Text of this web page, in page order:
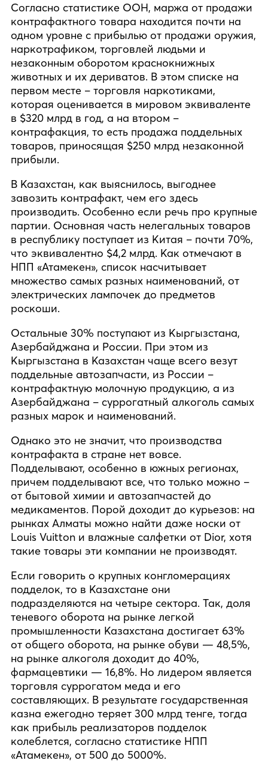
Согласно статистике ООН, маржа от продажи
контрафактного товара находится почти на
одном уровне с прибылью от продажи оружия,
наркотрафиком, торговлей людьми и
незаконным оборотом краснокнижных
животных и их дериватов. В этом списке на
первом месте – торговля наркотиками,
которая оценивается в мировом эквиваленте
в $320 млрд в год, а на втором –
контрафакция, то есть продажа поддельных
товаров, приносящая $250 млрд незаконной
прибыли.
В Казахстан, как выяснилось, выгоднее
завозить контрафакт, чем его здесь
производить. Особенно если речь про крупные
партии. Основная часть нелегальных товаров
в республику поступает из Китая – почти 70%,
что эквивалентно $4,2 млрд. Как отмечают в
НПП «Атамекен», список насчитывает
множество самых разных наименований, от
электрических лампочек до предметов
роскоши.
Остальные 30% поступают из Кыргызстана,
Азербайджана и России. При этом из
Кыргызстана в Казахстан чаще всего везут
поддельные автозапчасти, из России –
контрафактную молочную продукцию, а из
Азербайджана – суррогатный алкоголь самых
разных марок и наименований.
Однако это не значит, что производства
контрафакта в стране нет вовсе.
Подделывают, особенно в южных регионах,
причем подделывают все, что только можно –
от бытовой химии и автозапчастей до
медикаментов. Порой доходит до курьезов: на
рынках Алматы можно найти даже носки от
Louis Vuitton и влажные салфетки от Dior, хотя
такие товары эти компании не производят.
Если говорить о крупных конгломерациях
подделок, то в Казахстане они
подразделяются на четыре сектора. Так, доля
теневого оборота на рынке легкой
промышленности Казахстана достигает 63%
от общего оборота, на рынке обуви — 48,5%,
на рынке алкоголя доходит до 40%,
фармацевтики — 16,8%. Но лидером является
торговля суррогатом меда и его
составляющих. В результате государственная
казна ежегодно теряет 300 млрд тенге, тогда
как прибыль реализаторов подделок
колеблется, согласно статистике НПП
«Атамекен», от 500 до 5000%.